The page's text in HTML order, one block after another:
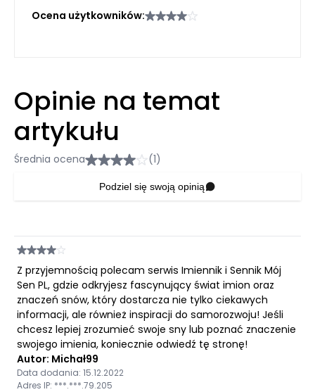
Ocena użytkowników:
Opinie na temat
artykułu
Średnia ocena (1)
Podziel się swoją opinią
Z przyjemnością polecam serwis Imiennik i Sennik Mój
Sen PL, gdzie odkryjesz fascynujący świat imion oraz
znaczeń snów, który dostarcza nie tylko ciekawych
informacji, ale również inspiracji do samorozwoju! Jeśli
chcesz lepiej zrozumieć swoje sny lub poznać znaczenie
swojego imienia, koniecznie odwiedź tę stronę!
Autor: Michał99
Data dodania: 15.12.2022
Adres IP: ***.***.79.205